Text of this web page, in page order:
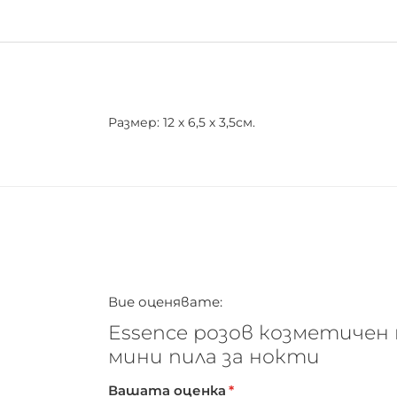
Размер: 12 х 6,5 х 3,5см.
Вие оценявате:
Essence розов козметичен
мини пила за нокти
Вашата оценка